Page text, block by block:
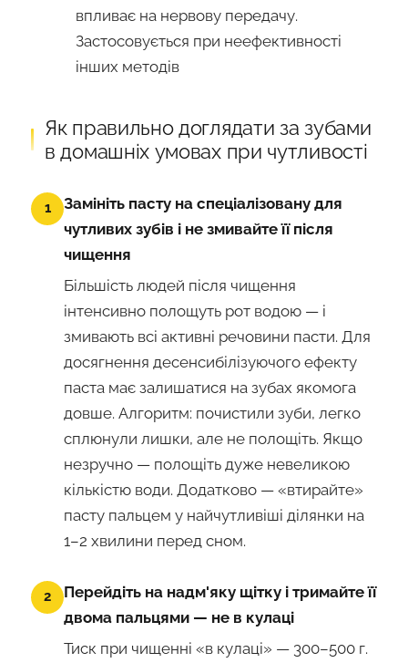
впливає на нервову передачу.
Застосовується при неефективності
інших методів
Як правильно доглядати за зубами
в домашніх умовах при чутливості
1
Замініть пасту на спеціалізовану для
чутливих зубів і не змивайте її після
чищення
Більшість людей після чищення
інтенсивно полощуть рот водою — і
змивають всі активні речовини пасти. Для
досягнення десенсибілізуючого ефекту
паста має залишатися на зубах якомога
довше. Алгоритм: почистили зуби, легко
сплюнули лишки, але не полощіть. Якщо
незручно — полощіть дуже невеликою
кількістю води. Додатково — «втирайте»
пасту пальцем у найчутливіші ділянки на
1–2 хвилини перед сном.
2
Перейдіть на надм'яку щітку і тримайте її
двома пальцями — не в кулаці
Тиск при чищенні «в кулаці» — 300–500 г.